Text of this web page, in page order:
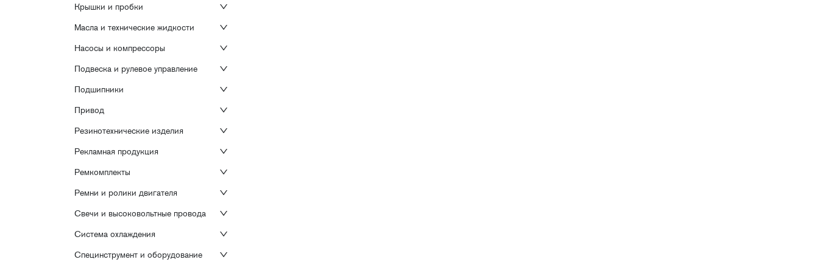
Крышки и пробки
Масла и технические жидкости
Насосы и компрессоры
Подвеска и рулевое управление
Подшипники
Привод
Резинотехнические изделия
Рекламная продукция
Ремкомплекты
Ремни и ролики двигателя
Свечи и высоковольтные провода
Система охлаждения
Специнструмент и оборудование